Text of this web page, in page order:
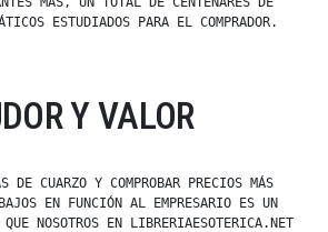
ESTUDIADOS PARA EL COMPRADOR.
Y VALOR
DE CUARZO Y COMPROBAR PRECIOS MÁS
EN FUNCIÓN AL EMPRESARIO ES UN
NOSOTROS EN LIBRERIAESOTERICA.NET